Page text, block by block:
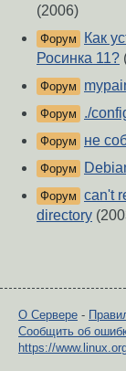
(2006)
Форум
Как
Росинка 11?
Форум
Форум ./
Форум не
Форум
Форум can't
directory
О Сервере -
Сообщить об
https://